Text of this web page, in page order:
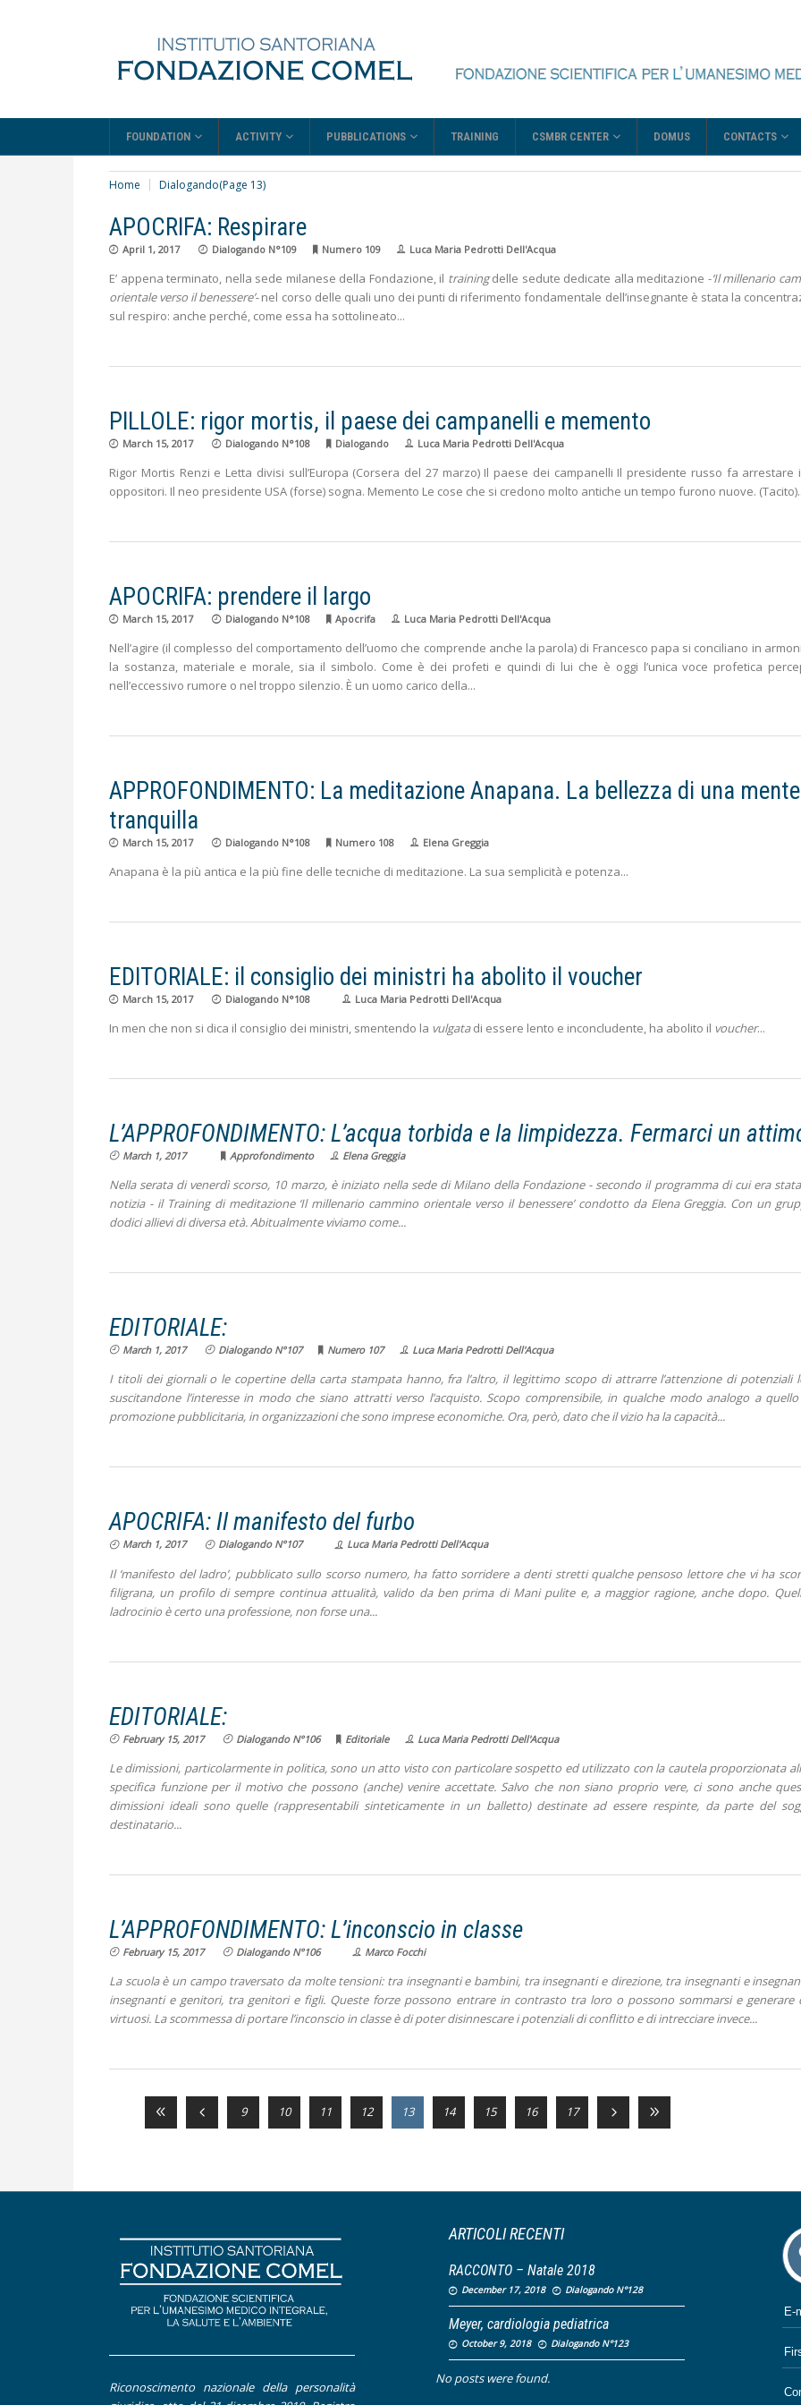
FOUNDATION ACTIVITY PUBBLICATIONS TRAINING CSMBR CENTER DOMUS CONTACTS
Home Dialogando(Page 13)
APOCRIFA: Respirare
April 1, 2017 Dialogando N°109 Numero 109 Luca Maria Pedrotti Dell'Acqua
E’ appena terminato, nella sede milanese della Fondazione, il trainingdelle sedute dedicate alla meditazione -‘Il millenario
orientale verso il benessere’-nel corso delle quali uno dei punti di riferimento fondamentale dell’insegnante è stata la
sul respiro: anche perché, come essa ha sottolineato
PILLOLE: rigor mortis, il paese dei campanelli e memento
March 15, 2017 Dialogando N°108 Dialogando Luca Maria Pedrotti Dell'Acqua
Rigor Mortis Renzi e Letta divisi sull’Europa (Corsera del 27 marzo) Il paese dei campanelli Il presidente russo fa arrestare
oppositori. Il neo presidente USA (forse) sogna. Memento Le cose che si credono molto antiche un tempo furono nuove. (Tacito)
APOCRIFA: prendere il largo
March 15, 2017 Dialogando N°108 Apocrifa Luca Maria Pedrotti Dell'Acqua
Nell’agire (il complesso del comportamento dell’uomo che comprende anche la parola) di Francesco papa si conciliano in
la sostanza, materiale e morale, sia il simbolo. Come è dei profeti e quindi di lui che è oggi l’unica voce profetica
nell’eccessivo rumore o nel troppo silenzio. È un uomo carico della
APPROFONDIMENTO: La meditazione Anapana. La bellezza di una mente
tranquilla
March 15, 2017 Dialogando N°108 Numero 108 Elena Greggia
Anapana è la più antica e la più fine delle tecniche di meditazione. La sua semplicità e potenza
EDITORIALE: il consiglio dei ministri ha abolito il voucher
March 15, 2017 Dialogando N°108 Luca Maria Pedrotti Dell'Acqua
In men che non si dica il consiglio dei ministri, smentendo la vulgatadi essere lento e inconcludente, ha abolito il voucher
L’APPROFONDIMENTO: L’acqua torbida e la limpidezza. Fermarci un
March 1, 2017 Approfondimento Elena Greggia
Nella serata di venerdì scorso, 10 marzo, è iniziato nella sede di Milano della Fondazione - secondo il programma di cui era
notizia - il Training di meditazione ‘Il millenario cammino orientale verso il benessere’ condotto da Elena Greggia. Con un
dodici allievi di diversa età.Abitualmente viviamo come
EDITORIALE:
March 1, 2017 Dialogando N°107 Numero 107 Luca Maria Pedrotti Dell'Acqua
I titoli dei giornali o le copertine della carta stampata hanno, fra l’altro, il legittimo scopo di attrarre l’attenzione di potenziali
suscitandone l’interesse in modo che siano attratti verso l’acquisto. Scopo comprensibile, in qualche modo analogo a
promozione pubblicitaria, in organizzazioni che sono imprese economiche. Ora, però, dato che il vizio ha la capacità
APOCRIFA: Il manifesto del furbo
March 1, 2017 Dialogando N°107 Luca Maria Pedrotti Dell'Acqua
Il ‘manifesto del ladro’, pubblicato sullo scorso numero, ha fatto sorridere a denti stretti qualche pensoso lettore che vi ha
filigrana, un profilo di sempre continua attualità, valido da ben prima di Mani pulite e, a maggior ragione, anche dopo.
ladrocinio è certo una professione, non forse una
EDITORIALE:
February 15, 2017 Dialogando N°106 Editoriale Luca Maria Pedrotti Dell'Acqua
Le dimissioni, particolarmente in politica, sono un atto visto con particolare sospetto ed utilizzato con la cautela proporzionata
specifica funzione per il motivo che possono (anche) venire accettate. Salvo che non siano proprio vere, ci sono anche
dimissioni idealisono quelle (rappresentabili sinteticamente in un balletto) destinate ad essere respinte, da parte del
destinatario
L’APPROFONDIMENTO: L’inconscio in classe
February 15, 2017 Dialogando N°106 Marco Focchi
La scuola è un campo traversato da molte tensioni: tra insegnanti e bambini, tra insegnanti e direzione, tra insegnanti e
insegnanti e genitori, tra genitori e figli. Queste forze possono entrare in contrasto tra loro o possono sommarsi e generare
virtuosi. La scommessa di portare l’inconscio in classe è di poter disinnescare i potenziali di conflitto e di intrecciare invece
9 10 11 12 13 14 15 16 17
Riconoscimento nazionale della personalità
ARTICOLI RECENTI
RACCONTO – Natale 2018
December 17, 2018 Dialogando N°128
Meyer, cardiologia pediatrica
October 9, 2018 Dialogando N°123
No posts were found.